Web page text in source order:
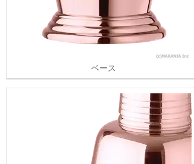
ベース